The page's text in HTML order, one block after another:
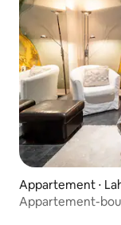
Appartement ⋅
Appartement-